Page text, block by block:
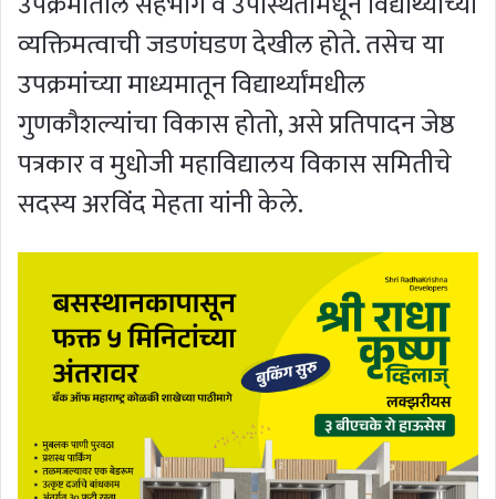
व्यक्तिमत्वाची जडणंघडण देखील होते. तसेच या
उपक्रमांच्या माध्यमातून विद्यार्थ्यांमधील
गुणकौशल्यांचा विकास होतो, असे प्रतिपादन जेष्ठ
पत्रकार व मुधोजी महाविद्यालय विकास समितीचे
सदस्य अरविंद मेहता यांनी केले.